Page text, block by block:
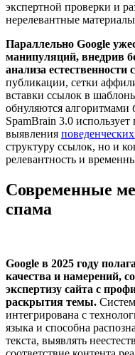
экспертной проверки и
нерелевантные
Параллельно Google
манипуляций, внедрив
анализа
публикации, сетки
вставки ссылок в
обнуляются алгоритмами
SpamBrain 3.0
выявления
структуру ссылок, но и
релевантность и
Современные
спама
Google в 2025 году
качества и намерений,
экспертизу сайта с
раскрытия темы.
интегрирована с
языка и способна
текста, выявлять